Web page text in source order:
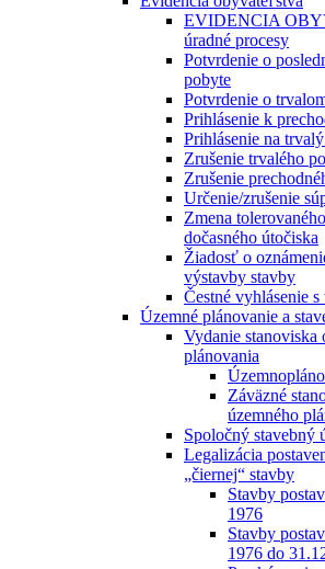
EVIDENCIA
úradné procesy
Potvrdenie o
pobyte
Potvrdenie o
Prihlásenie k
Prihlásenie na
Zrušenie trvalého
Zrušenie
Určenie/zrušenie
Zmena
dočasného útočiska
Žiadosť o
výstavby stavby
Čestné vyhlásenie
Územné plánovanie a
Vydanie stanoviska
plánovania
Záväzné
územného
Spoločný stavebný
Legalizácia
„čiernej“ stavby
Stavby
1976
Stavby
1976 do